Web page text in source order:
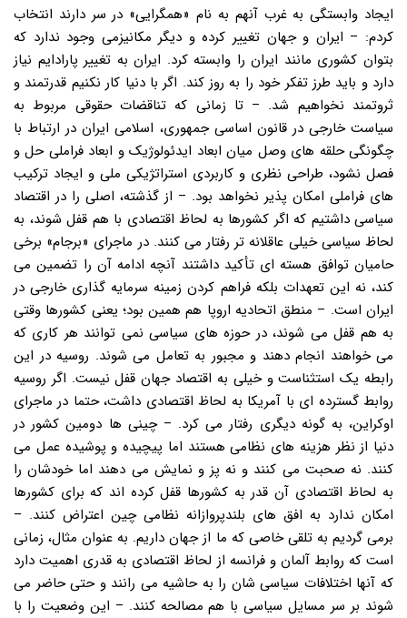
ایجاد وابستگی به غرب آنهم به نام «همگرایی» در سر دارند انتخاب
کردم: – ایران و جهان تغییر کرده و دیگر مکانیزمی وجود ندارد که
بتوان کشوری مانند ایران را وابسته کرد. ایران به تغییر پارادایم نیاز
دارد و باید طرز تفکر خود را به روز کند. اگر با دنیا کار نکنیم قدرتمند و
ثروتمند نخواهیم شد. – تا زمانی که تناقضات حقوقی مربوط به
سیاست خارجی در قانون اساسی جمهوری، اسلامی ایران در ارتباط با
چگونگی حلقه های وصل میان ابعاد ایدئولوژیک و ابعاد فراملی حل و
فصل نشود، طراحی نظری و کاربردی استراتژیکی ملی و ایجاد ترکیب
های فراملی امکان پذیر نخواهد بود. – از گذشته، اصلی را در اقتصاد
سیاسی داشتیم که اگر کشورها به لحاظ اقتصادی با هم قفل شوند، به
لحاظ سیاسی خیلی عاقلانه تر رفتار می کنند. در ماجرای «برجام» برخی
حامیان توافق هسته ای تأکید داشتند آنچه ادامه آن را تضمین می
کند، نه این تعهدات بلکه فراهم کردن زمینه سرمایه گذاری خارجی در
ایران است. – منطق اتحادیه اروپا هم همین بود؛ یعنی کشورها وقتی
به هم قفل می شوند، در حوزه های سیاسی نمی توانند هر کاری که
می خواهند انجام دهند و مجبور به تعامل می شوند. روسیه در این
رابطه یک استثناست و خیلی به اقتصاد جهان قفل نیست. اگر روسیه
روابط گسترده ای با آمریکا به لحاظ اقتصادی داشت، حتما در ماجرای
اوکراین، به گونه دیگری رفتار می کرد. – چینی ها دومین کشور در
دنیا از نظر هزینه های نظامی هستند اما پیچیده و پوشیده عمل می
کنند. نه صحبت می کنند و نه پز و نمایش می دهند اما خودشان را
به لحاظ اقتصادی آن قدر به کشورها قفل کرده اند که برای کشورها
امکان ندارد به افق های بلندپروازانه نظامی چین اعتراض کنند. –
برمی گردیم به تلقی خاصی که ما از جهان داریم. به عنوان مثال، زمانی
است که روابط آلمان و فرانسه از لحاظ اقتصادی به قدری اهمیت دارد
که آنها اختلافات سیاسی شان را به حاشیه می رانند و حتی حاضر می
شوند بر سر مسایل سیاسی با هم مصالحه کنند. – این وضعیت را با